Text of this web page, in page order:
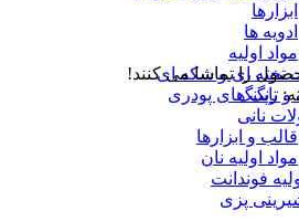
ابزارها
ادویه ها
مواد اولیه
تخته ای و سکه ای
و تاپینگ
نانی
قالب و ابزارها
مواد اولیه نان
فوندانت
پزی
را تماشا می کنند!
رنگ های پودری